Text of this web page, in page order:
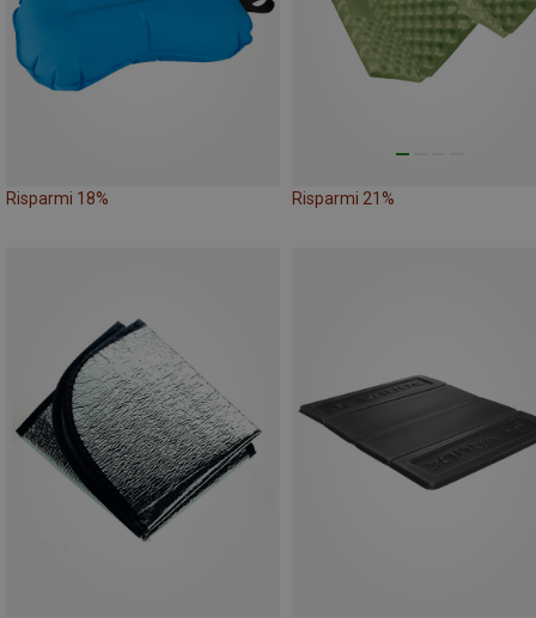
Risparmi 18% Risparmi 21%